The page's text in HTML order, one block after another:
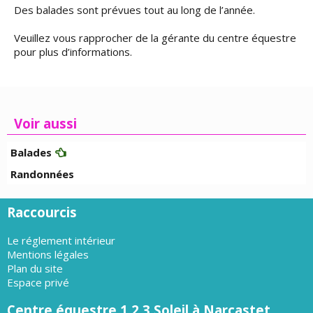
Des balades sont prévues tout au long de l’année.
Veuillez vous rapprocher de la gérante du centre équestre
pour plus d’informations.
Voir aussi
Balades
Randonnées
Raccourcis
Le réglement intérieur
Mentions légales
Plan du site
Espace privé